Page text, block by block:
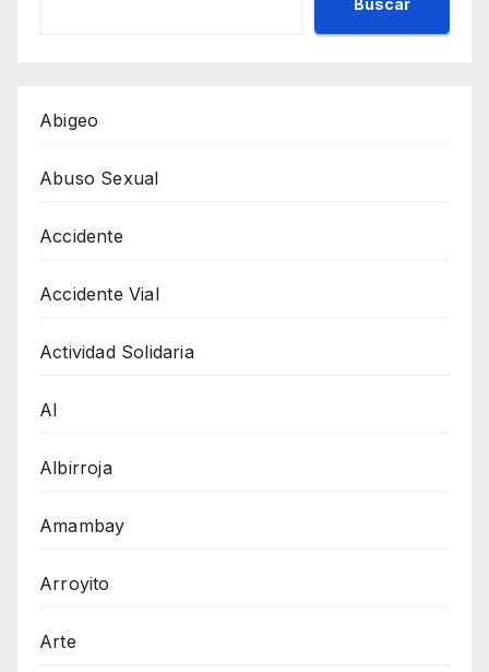
Abigeo
Abuso Sexual
Accidente
Accidente Vial
Actividad Solidaria
AI
Albirroja
Amambay
Arroyito
Arte